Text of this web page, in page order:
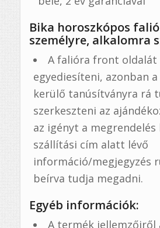
Bika horoszkópos
személyre, alkalomra
A falióra front
egyediesíteni, azonban
kerülő tanúsítványra rá
szerkeszteni az
az igényt a megrendelés
szállítási cím alatt lévő
információ/megjegyzés
beírva tudja megadni.
Egyéb információk:
A termék jellemzőiről